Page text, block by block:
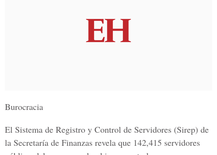
Burocracia
El Sistema de Registro y Control de Servidores (Sirep) de
la Secretaría de Finanzas revela que 142,415 servidores